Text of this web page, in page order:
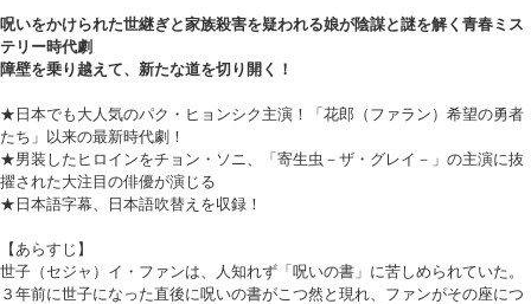
呪いをかけられた世継ぎと家族殺害を疑われる娘が陰謀と謎を解く青春ミス
テリー時代劇
障壁を乗り越えて、新たな道を切り開く！
★日本でも大人気のパク・ヒョンシク主演！「花郎（ファラン）希望の勇者
たち」以来の最新時代劇！
★男装したヒロインをチョン・ソニ、「寄生虫－ザ・グレイ－」の主演に抜
擢された大注目の俳優が演じる
★日本語字幕、日本語吹替えを収録！
【あらすじ】
世子（セジャ）イ・ファンは、人知れず「呪いの書」に苦しめられていた。
３年前に世子になった直後に呪いの書がこつ然と現れ、ファンがその座につ